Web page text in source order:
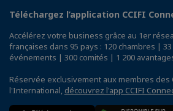
Téléchargez l’application CCIFI
Accélérez votre business grâce au 1er
françaises dans 95 pays : 120 chambres |
événements | 300 comités | 1 200
Réservée exclusivement aux membres des
l'International, découvrez l'app CCIFI